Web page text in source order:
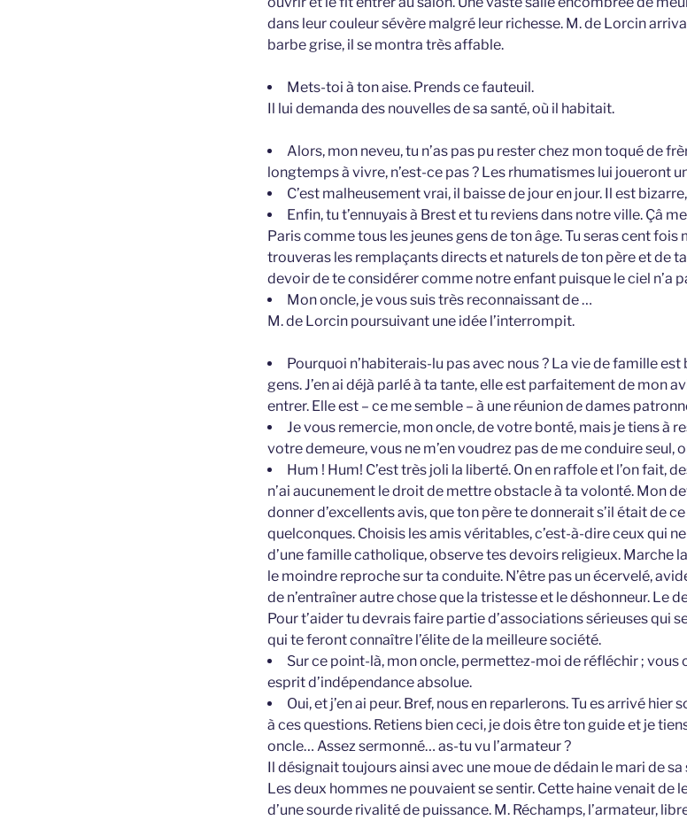
dans leur couleur sévère malgré leur richesse. M. de Lorcin
barbe grise, il se montra très affable.
Mets-toi à ton aise. Prends ce fauteuil.
Il lui demanda des nouvelles de sa santé, où il habitait.
Alors, mon neveu, tu n’as pas pu rester chez mon toqué de
longtemps à vivre, n’est-ce pas ? Les rhumatismes lui joueront
C’est malheusement vrai, il baisse de jour en jour. Il est
Enfin, tu t’ennuyais à Brest et tu reviens dans notre ville. Çâ
Paris comme tous les jeunes gens de ton âge. Tu seras cent fois
trouveras les remplaçants directs et naturels de ton père et de
devoir de te considérer comme notre enfant puisque le ciel n’a
Mon oncle, je vous suis très reconnaissant de …
M. de Lorcin poursuivant une idée l’interrompit.
Pourquoi n’habiterais-lu pas avec nous ? La vie de famille
gens. J’en ai déjà parlé à ta tante, elle est parfaitement de mon
entrer. Elle est – ce me semble – à une réunion de dames
Je vous remercie, mon oncle, de votre bonté, mais je tiens à
votre demeure, vous ne m’en voudrez pas de me conduire seul,
Hum ! Hum! C’est très joli la liberté. On en raffole et l’on fait,
n’ai aucunement le droit de mettre obstacle à ta volonté. Mon
donner d’excellents avis, que ton père te donnerait s’il était de
quelconques. Choisis les amis véritables, c’est-à-dire ceux qui
d’une famille catholique, observe tes devoirs religieux. Marche
le moindre reproche sur ta conduite. N’être pas un écervelé,
de n’entraîner autre chose que la tristesse et le déshonneur. Le
Pour t’aider tu devrais faire partie d’associations sérieuses qui
qui te feront connaître l’élite de la meilleure société.
Sur ce point-là, mon oncle, permettez-moi de réfléchir ;
esprit d’indépendance absolue.
Oui, et j’en ai peur. Bref, nous en reparlerons. Tu es arrivé hier
à ces questions. Retiens bien ceci, je dois être ton guide et je
oncle… Assez sermonné… as-tu vu l’armateur ?
Il désignait toujours ainsi avec une moue de dédain le mari de sa
Les deux hommes ne pouvaient se sentir. Cette haine venait de
d’une sourde rivalité de puissance. M. Réchamps, l’armateur,